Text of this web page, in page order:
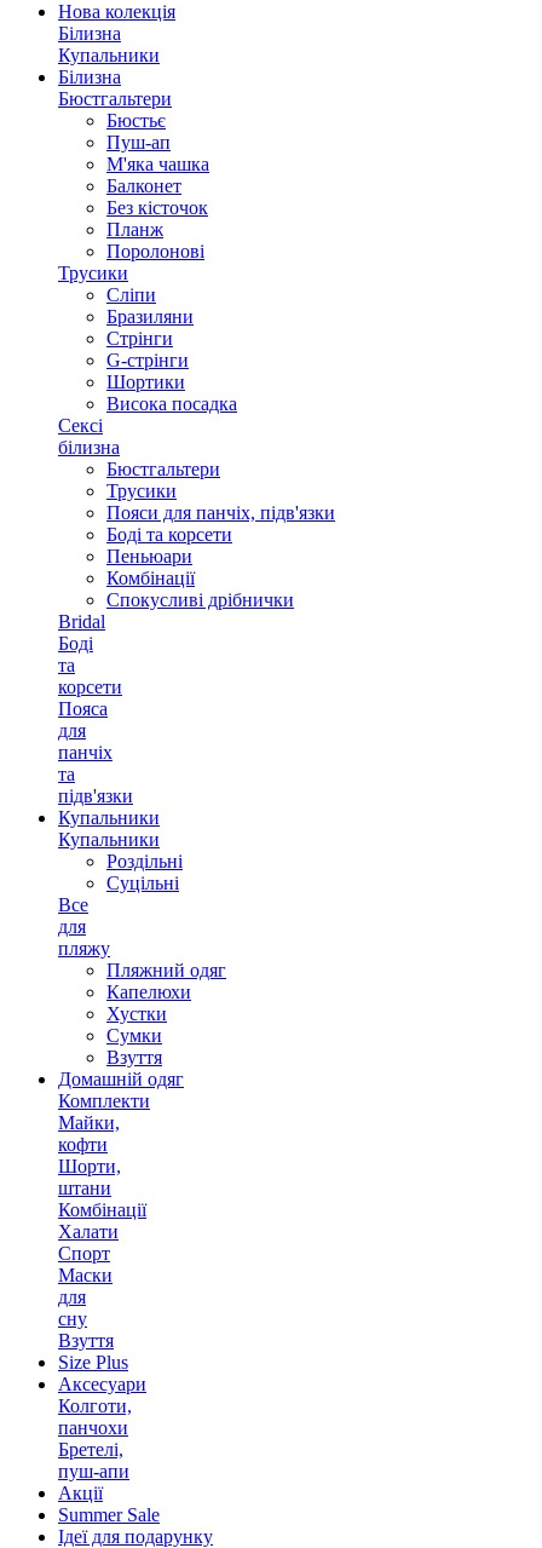
Нова колекція
Білизна
Купальники
Білизна
Бюстгальтери
Бюстьє
Пуш-ап
М'яка чашка
Балконет
Без кісточок
Планж
Поролонові
Трусики
Сліпи
Бразиляни
Стрінги
G-стрінги
Шортики
Висока посадка
Сексі
білизна
Бюстгальтери
Трусики
Пояси для панчіх, підв'язки
Боді та корсети
Пеньюари
Комбінації
Спокусливі дрібнички
Bridal
Боді
та
корсети
Пояса
для
панчіх
та
підв'язки
Купальники
Купальники
Роздільні
Суцільні
Все
для
пляжу
Пляжний одяг
Капелюхи
Хустки
Сумки
Взуття
Домашній одяг
Комплекти
Майки,
кофти
Шорти,
штани
Комбінації
Халати
Спорт
Маски
для
сну
Взуття
Size Plus
Аксесуари
Колготи,
панчохи
Бретелі,
пуш-апи
Акції
Summer Sale
Ідеї для подарунку